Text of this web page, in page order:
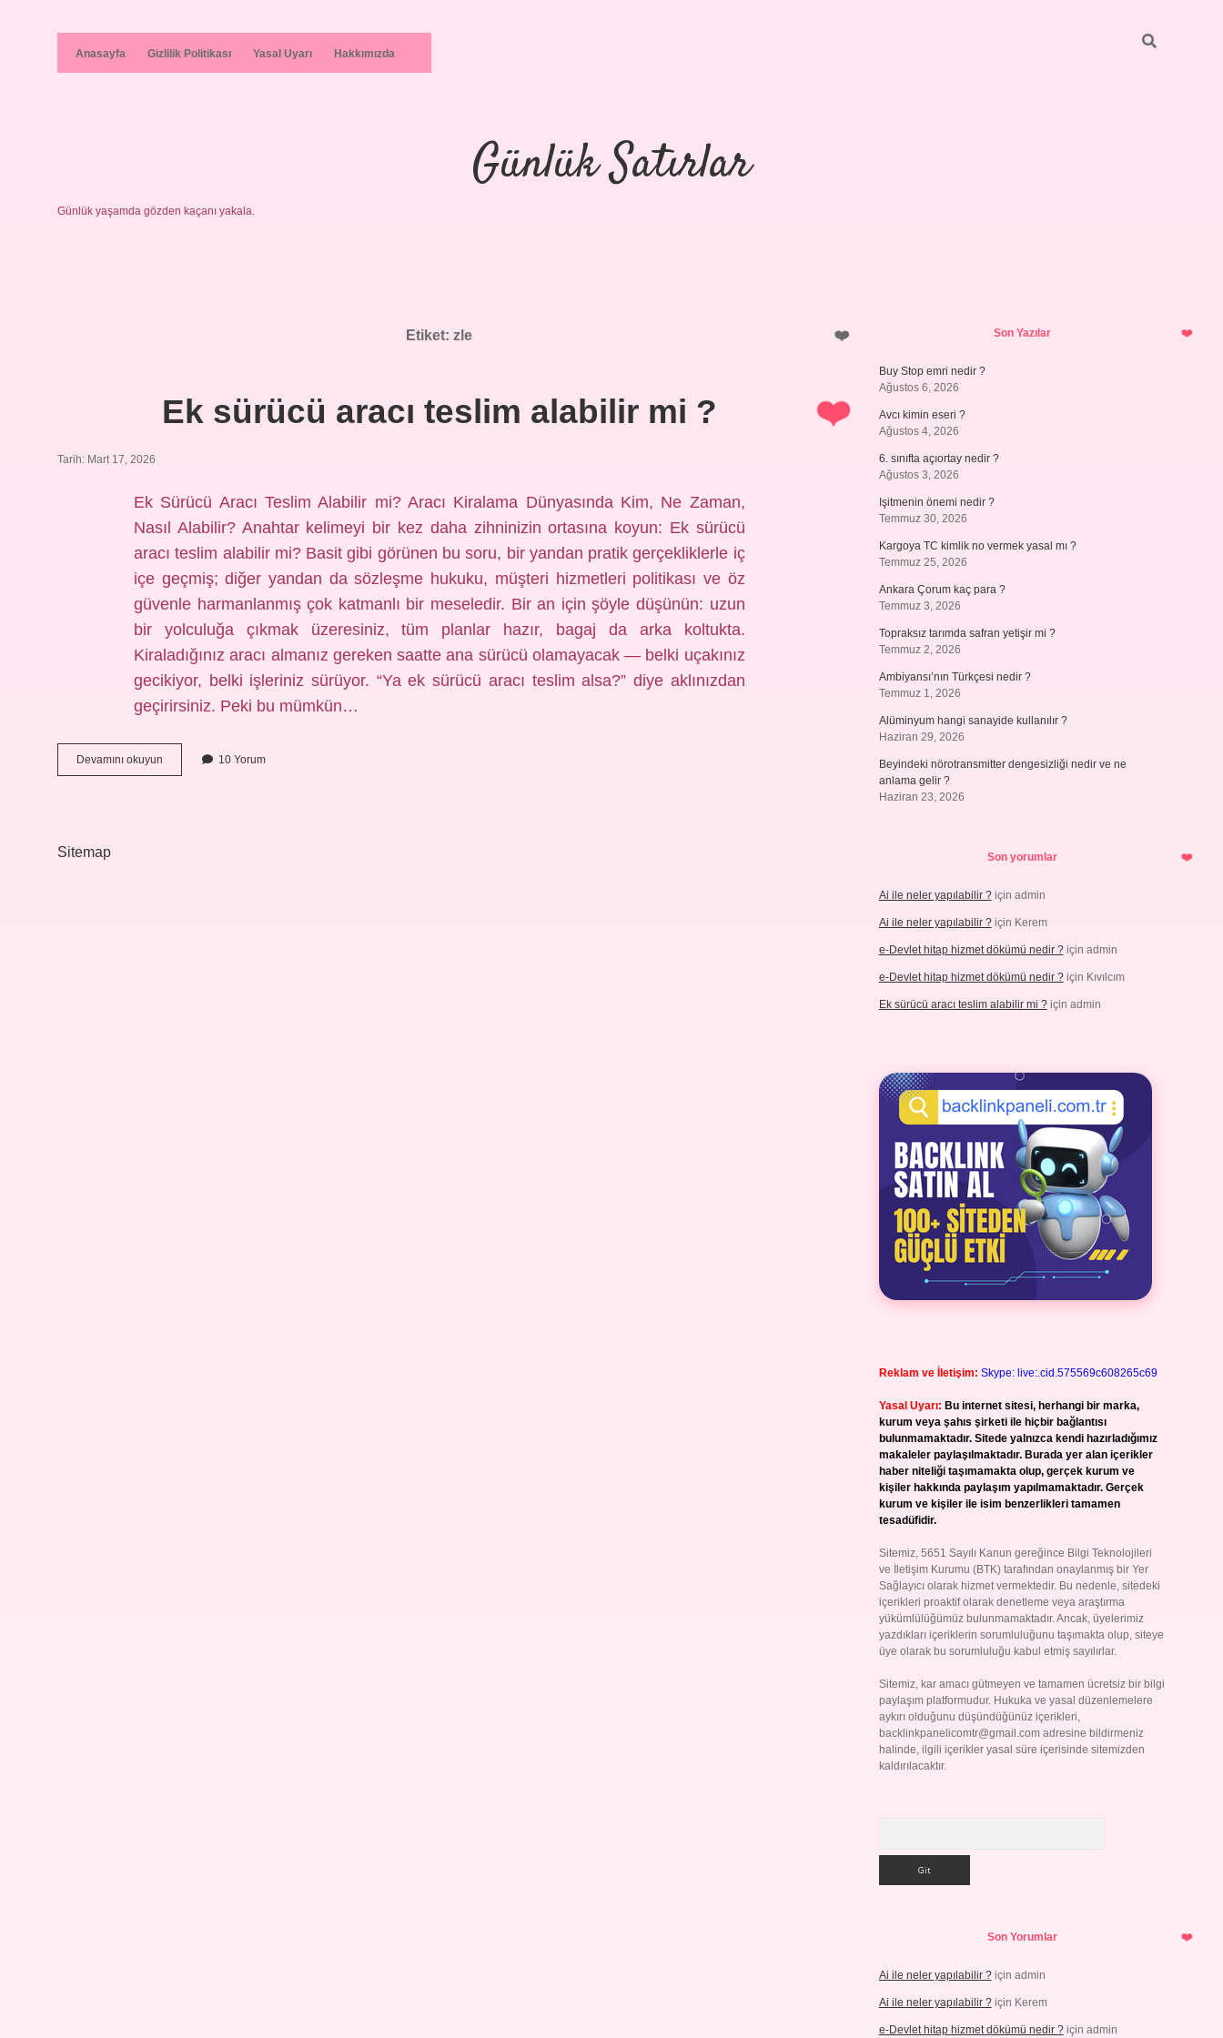
Anasayfa Gizlilik Politikası Yasal Uyarı Hakkımızda
Günlük Satırlar
Günlük yaşamda gözden kaçanı yakala.
Etiket:zle
Ek sürücü aracı teslim alabilir mi ?
Tarih: Mart 17, 2026
Ek Sürücü Aracı Teslim Alabilir mi? Aracı Kiralama Dünyasında Kim, Ne Zaman,
Nasıl Alabilir? Anahtar kelimeyi bir kez daha zihninizin ortasına koyun: Ek sürücü
aracı teslim alabilir mi? Basit gibi görünen bu soru, bir yandan pratik gerçekliklerle iç
içe geçmiş; diğer yandan da sözleşme hukuku, müşteri hizmetleri politikası ve öz
güvenle harmanlanmış çok katmanlı bir meseledir. Bir an için şöyle düşünün: uzun
bir yolculuğa çıkmak üzeresiniz, tüm planlar hazır, bagaj da arka koltukta.
Kiraladığınız aracı almanız gereken saatte ana sürücü olamayacak — belki uçakınız
gecikiyor, belki işleriniz sürüyor. “Ya ek sürücü aracı teslim alsa?” diye aklınızdan
geçirirsiniz. Peki bu mümkün…
Devamını okuyun
sürücü
10 Yorum
Sitemap
SidebarSon Yazılar
Buy Stop emri nedir ?
Ağustos 6, 2026
Avcı kimin eseri ?
Ağustos 4, 2026
6. sınıfta açıortay nedir ?
Ağustos 3, 2026
Işitmenin önemi nedir ?
Temmuz 30, 2026
Kargoya TC kimlik no vermek yasal mı ?
Temmuz 25, 2026
Ankara Çorum kaç para ?
Temmuz 3, 2026
Topraksız tarımda safran yetişir mi ?
Temmuz 2, 2026
Ambiyansı’nın Türkçesi nedir ?
Temmuz 1, 2026
Alüminyum hangi sanayide kullanılır ?
Haziran 29, 2026
Beyindeki nörotransmitter dengesizliği nedir ve ne
anlama gelir ?
Haziran 23, 2026
Son yorumlar
Ai ile neler yapılabilir ?için admin
Ai ile neler yapılabilir ?için Kerem
e-Devlet hitap hizmet dökümü nedir ?için admin
e-Devlet hitap hizmet dökümü nedir ?için Kıvılcım
Ek sürücü aracı teslim alabilir mi ?için admin
Reklam ve İletişim: Skype: live:.cid.575569c608265c69
Yasal Uyarı: Bu internet sitesi, herhangi bir marka,
kurum veya şahıs şirketi ile hiçbir bağlantısı
bulunmamaktadır. Sitede yalnızca kendi hazırladığımız
makaleler paylaşılmaktadır. Burada yer alan içerikler
haber niteliği taşımamakta olup, gerçek kurum ve
kişiler hakkında paylaşım yapılmamaktadır. Gerçek
kurum ve kişiler ile isim benzerlikleri tamamen
tesadüfidir.
Sitemiz, 5651 Sayılı Kanun gereğince Bilgi Teknolojileri
ve İletişim Kurumu (BTK) tarafından onaylanmış bir Yer
Sağlayıcı olarak hizmet vermektedir. Bu nedenle, sitedeki
içerikleri proaktif olarak denetleme veya araştırma
yükümlülüğümüz bulunmamaktadır. Ancak, üyelerimiz
yazdıkları içeriklerin sorumluluğunu taşımakta olup, siteye
üye olarak bu sorumluluğu kabul etmiş sayılırlar.
Sitemiz, kar amacı gütmeyen ve tamamen ücretsiz bir bilgi
paylaşım platformudur. Hukuka ve yasal düzenlemelere
aykırı olduğunu düşündüğünüz içerikleri,
backlinkpanelicomtr@gmail.comadresine bildirmeniz
halinde, ilgili içerikler yasal süre içerisinde sitemizden
kaldırılacaktır.
Son Yorumlar
Ai ile neler yapılabilir ?için admin
Ai ile neler yapılabilir ?için Kerem
e-Devlet hitap hizmet dökümü nedir ?için admin